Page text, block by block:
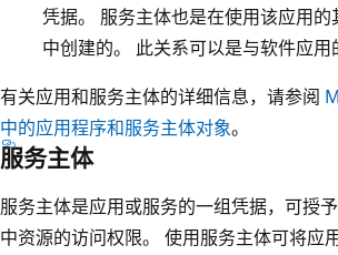
凭据。 服务主体也是在使用该应用
中创建的。 此关系可以是与软件应用
有关应用和服务主体的详细信息，请参阅
中的应用程序和服务主体对象。
服务主体
服务主体是应用或服务的一组凭据，可授
中资源的访问权限。
使用服务主体可将应